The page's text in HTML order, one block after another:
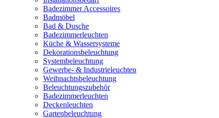
Badezimmer Accessoires
Badmöbel
Bad & Dusche
Badezimmerleuchten
Küche & Wassersysteme
Dekorationsbeleuchtung
Systembeleuchtung
Gewerbe- & Industrieleuchten
Weihnachtsbeleuchtung
Beleuchtungszubehör
Badezimmerleuchten
Deckenleuchten
Gartenbeleuchtung